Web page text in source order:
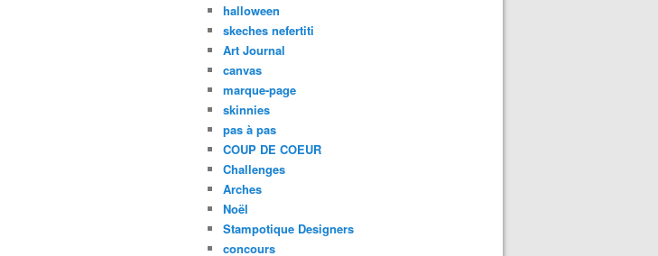
halloween
skeches nefertiti
Art Journal
canvas
marque-page
skinnies
pas à pas
COUP DE COEUR
Challenges
Arches
Noël
Stampotique Designers
concours